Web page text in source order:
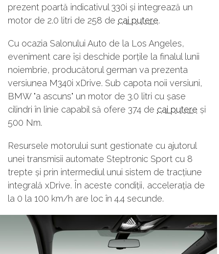
prezent poartă indicativul 330i și integrează un
motor de 2.0 litri de 258 de cai putere.
Cu ocazia Salonului Auto de la Los Angeles,
eveniment care își deschide porțile la finalul lunii
noiembrie, producătorul german va prezenta
versiunea M340i xDrive. Sub capota noii versiuni,
BMW "a ascuns" un motor de 3.0 litri cu șase
cilindri în linie capabil să ofere 374 de cai putere și
500 Nm.
Resursele motorului sunt gestionate cu ajutorul
unei transmisii automate Steptronic Sport cu 8
trepte și prin intermediul unui sistem de tracțiune
integrală xDrive. În aceste condiții, accelerația de
la 0 la 100 km/h are loc în 4.4 secunde.